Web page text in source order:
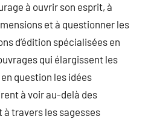
à ouvrir son esprit, à
et à questionner les
d’édition spécialisées en
qui élargissent les
question les idées
à voir au-delà des
à travers les sagesses